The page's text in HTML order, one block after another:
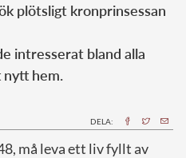
plötsligt kronprinsessan
intresserat bland alla
nytt hem.
DELA:
må leva ett liv fyllt av